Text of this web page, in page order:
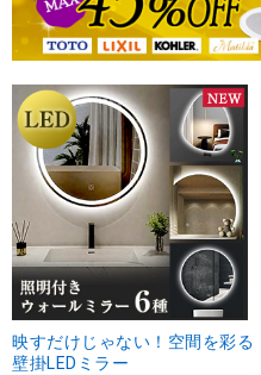
映すだけじゃない！空間を彩る
壁掛LEDミラー